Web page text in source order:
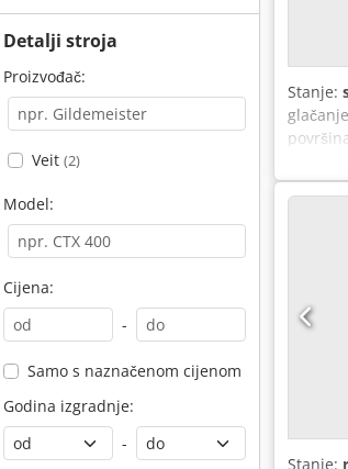
Detalji stroja
Proizvođač:
Veit (2)
Model:
Cijena:
-
Samo s naznačenom cijenom
Godina izgradnje:
-
Stanje:
kg. 2)
3
Stanje: